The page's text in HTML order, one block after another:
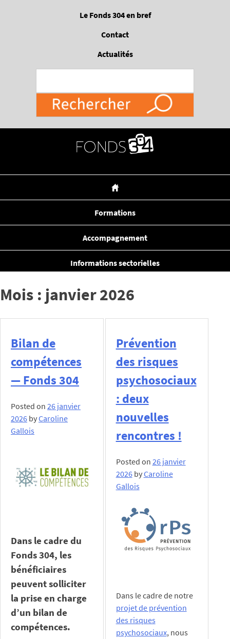
Le Fonds 304 en bref
Contact
Actualités
Formations
Accompagnement
Informations sectorielles
Mois : janvier 2026
Bilan de
compétences
— Fonds 304
Posted on 26 janvier
2026 byCaroline
Gallois
Dans le cadre du
Fonds 304, les
bénéficiaires
peuvent solliciter
la prise en charge
d’un bilan de
compétences.
Prévention
des risques
psychosociaux
: deux
nouvelles
rencontres !
Posted on 26 janvier
2026byCaroline
Gallois
Dans le cadre de notre
projet de prévention
des risques
psychosociaux, nous